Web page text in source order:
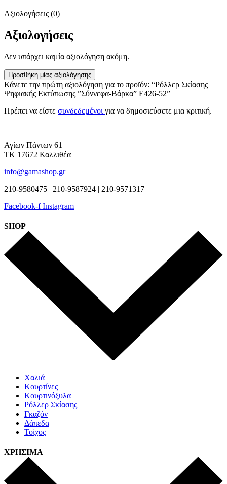
Αξιολογήσεις (0)
Αξιολογήσεις
Δεν υπάρχει καμία αξιολόγηση ακόμη.
Προσθήκη μίας αξιολόγησης
Κάνετε την πρώτη αξιολόγηση για το προϊόν: “Ρόλλερ Σκίασης
Ψηφιακής Εκτύπωσης ”Σύννεφα-Βάρκα” Ε426-52”
Πρέπει να είστε συνδεδεμένοι για να δημοσιεύσετε μια κριτική.
Αγίων Πάντων 61
ΤΚ 17672 Καλλιθέα
info@gamashop.gr
210-9580475 | 210-9587924 | 210-9571317
Facebook-f Instagram
SHOP
Χαλιά
Κουρτίνες
Κουρτινόξυλα
Ρόλλερ Σκίασης
Γκαζόν
Δάπεδα
Τοίχος
ΧΡΗΣΙΜΑ